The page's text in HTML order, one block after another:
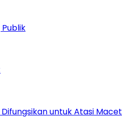
untuk Atasi Macet